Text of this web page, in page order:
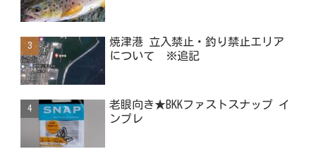
焼津港 立入禁止・釣り禁止エリア
について ※追記
老眼向き★BKKファストスナップ イ
ンプレ